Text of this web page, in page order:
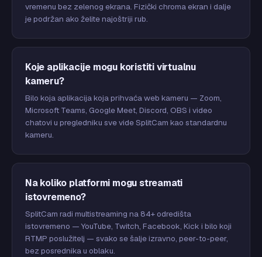
vremenu bez zelenog ekrana. Fizički chroma ekran i dalje
je podržan ako želite najoštriji rub.
Koje aplikacije mogu koristiti virtualnu
kameru?
Bilo koja aplikacija koja prihvaća web kameru — Zoom,
Microsoft Teams, Google Meet, Discord, OBS i video
chatovi u pregledniku sve vide SplitCam kao standardnu
kameru.
Na koliko platformi mogu streamati
istovremeno?
SplitCam radi multistreaming na 84+ odredišta
istovremeno — YouTube, Twitch, Facebook, Kick i bilo koji
RTMP poslužitelj — svako se šalje izravno, peer-to-peer,
bez posrednika u oblaku.